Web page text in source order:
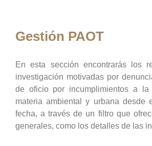
Gestión PAOT
En esta sección encontrarás los
investigación motivadas por
de oficio por incumplimientos a la
materia ambiental y urbana desde
fecha, a través de un filtro que
generales, como los detalles de las